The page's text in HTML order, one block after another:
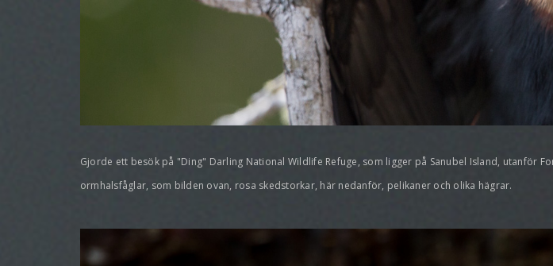
Gjorde ett besök på "Ding" Darling National Wildlife Refuge, som ligger på Sanubel Island, utanför
ormhalsfåglar, som bilden ovan, rosa skedstorkar, här nedanför, pelikaner och olika hägrar.